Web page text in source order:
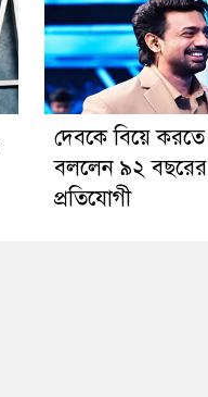
দেবকে বিয়ে করতে
বললেন ৯২ বছরের
প্রতিযোগী